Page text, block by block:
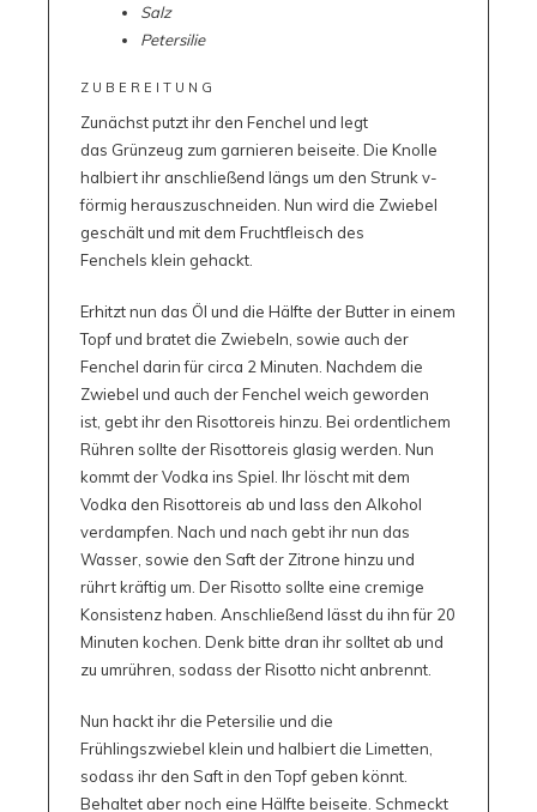
Salz
Petersilie
ZUBEREITUNG
Zunächst putzt ihr den Fenchel und legt
das Grünzeug zum garnieren beiseite. Die Knolle
halbiert ihr anschließend längs um den Strunk v-
förmig herauszuschneiden. Nun wird die Zwiebel
geschält und mit dem Fruchtfleisch des
Fenchels klein gehackt.
Erhitzt nun das Öl und die Hälfte der Butter in einem
Topf und bratet die Zwiebeln, sowie auch der
Fenchel darin für circa 2 Minuten. Nachdem die
Zwiebel und auch der Fenchel weich geworden
ist, gebt ihr den Risottoreis hinzu. Bei ordentlichem
Rühren sollte der Risottoreis glasig werden. Nun
kommt der Vodka ins Spiel. Ihr löscht mit dem
Vodka den Risottoreis ab und lass den Alkohol
verdampfen. Nach und nach gebt ihr nun das
Wasser, sowie den Saft der Zitrone hinzu und
rührt kräftig um. Der Risotto sollte eine cremige
Konsistenz haben. Anschließend lässt du ihn für 20
Minuten kochen. Denk bitte dran ihr solltet ab und
zu umrühren, sodass der Risotto nicht anbrennt.
Nun hackt ihr die Petersilie und die
Frühlingszwiebel klein und halbiert die Limetten,
sodass ihr den Saft in den Topf geben könnt.
Behaltet aber noch eine Hälfte beiseite. Schmeckt